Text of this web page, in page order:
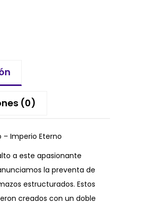
(0)
– Imperio Eterno
a este apasionante
la preventa de
estructurados. Estos
creados con un doble